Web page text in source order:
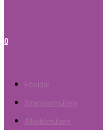
0
Főoldal
Szappanműhely
Alkotóműhely